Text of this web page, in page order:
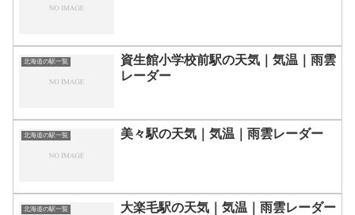
北海道の駅一覧
資生館小学校前駅の天気｜気温｜雨雲
レーダー
北海道の駅一覧 美々駅の天気｜気温｜雨雲レーダー
北海道の駅一覧 大楽毛駅の天気｜気温｜雨雲レーダー